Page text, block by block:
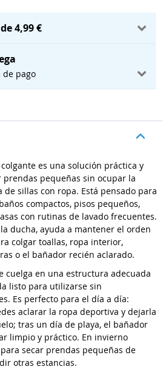
4,99 €
de pago
es una solución práctica y
pequeñas sin ocupar la
sillas con ropa. Está pensado para
compactos, pisos pequeños,
con rutinas de lavado frecuentes.
ducha, ayuda a mantener el orden
colgar toallas, ropa interior,
o el bañador recién aclarado.
cuelga en una estructura adecuada
listo para utilizarse sin
Es perfecto para el día a día:
aclarar la ropa deportiva y dejarla
tras un día de playa, el bañador
limpio y práctico. En invierno
secar prendas pequeñas de
otras estancias.